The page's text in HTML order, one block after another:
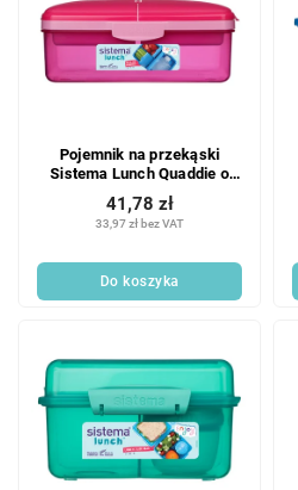
Pojemnik na przekąski
Sistema Lunch Quaddie o
pojemności 1,5 l z 3
przegródkami na zawiasach
w pokrywie i butelką do
33,97 zł bez VAT
41,78 zł
Do koszyka